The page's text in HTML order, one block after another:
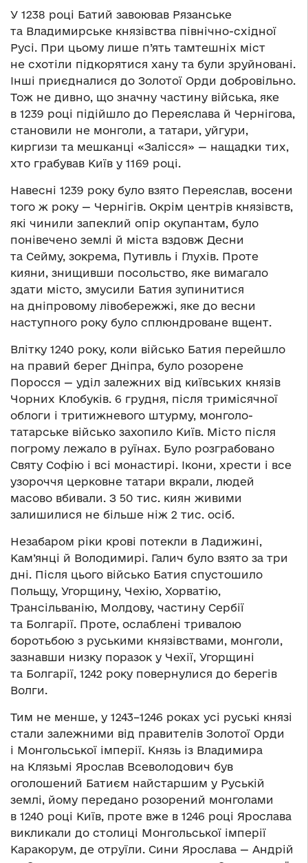
У 1238 році Батий завоював Рязанське
та Владимирське князівства північно-східної
Русі. При цьому лише п’ять тамтешніх міст
не схотіли підкорятися хану та були зруйновані.
Інші приєдналися до Золотої Орди добровільно.
Тож не дивно, що значну частину війська, яке
в 1239 році підійшло до Переяслава й Чернігова,
становили не монголи, а татари, уйгури,
киргизи та мешканці «Залісся» — нащадки тих,
хто грабував Київ у 1169 році.
Навесні 1239 року було взято Переяслав, восени
того ж року — Чернігів. Окрім центрів князівств,
які чинили запеклий опір окупантам, було
понівечено землі й міста вздовж Десни
та Сейму, зокрема, Путивль і Глухів. Проте
кияни, знищивши посольство, яке вимагало
здати місто, змусили Батия зупинитися
на дніпровому лівобережжі, яке до весни
наступного року було сплюндроване вщент.
Влітку 1240 року, коли військо Батия перейшло
на правий берег Дніпра, було розорене
Поросся — уділ залежних від київських князів
Чорних Клобуків. 6 грудня, після тримісячної
облоги і тритижневого штурму, монголо-
татарське військо захопило Київ. Місто після
погрому лежало в руїнах. Було розграбовано
Святу Софію і всі монастирі. Ікони, хрести і все
узороччя церковне татари вкрали, людей
масово вбивали. З 50 тис. киян живими
залишилися не більше ніж 2 тис. осіб.
Незабаром ріки крові потекли в Ладижині,
Кам’янці й Володимирі. Галич було взято за три
дні. Після цього військо Батия спустошило
Польщу, Угорщину, Чехію, Хорватію,
Трансільванію, Молдову, частину Сербії
та Болгарії. Проте, ослаблені тривалою
боротьбою з руськими князівствами, монголи,
зазнавши низку поразок у Чехії, Угорщині
та Болгарії, 1242 року повернулися до берегів
Волги.
Тим не менше, у 1243–1246 роках усі руські князі
стали залежними від правителів Золотої Орди
і Монгольської імперії. Князь із Владимира
на Клязьмі Ярослав Всеволодович був
оголошений Батиєм найстаршим у Руській
землі, йому передано розорений монголами
в 1240 році Київ, проте вже в 1246 році Ярослава
викликали до столиці Монгольської імперії
Каракорум, де отруїли. Сини Ярослава — Андрій